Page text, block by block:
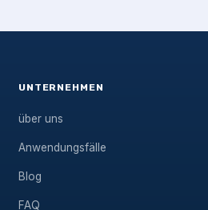
UNTERNEHMEN
über uns
Anwendungsfälle
Blog
FAQ